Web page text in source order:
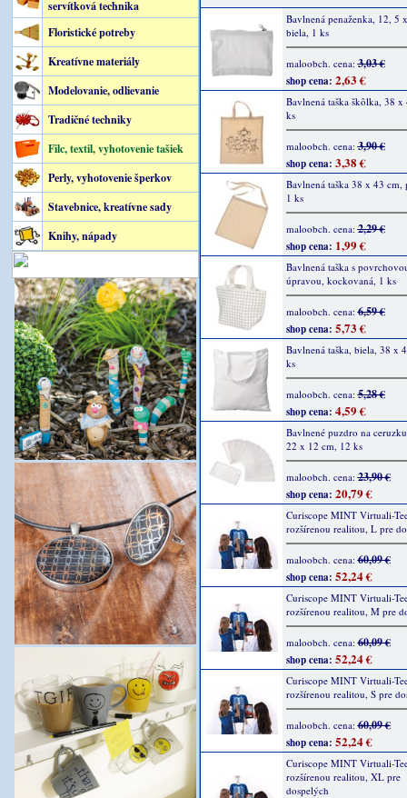
servítková technika
Floristické potreby
Kreatívne materiály
Modelovanie, odlievanie
Tradičné techniky
Filc, textil, vyhotovenie tašiek
Perly, vyhotovenie šperkov
Stavebnice, kreatívne sady
Knihy, nápady
Bavlnená penaženka, 12, 5
biela, 1 ks
maloobch. cena:3,03 €
shop cena: 2,63 €
Bavlnená taška škôlka, 38 x
ks
maloobch. cena:3,90 €
shop cena: 3,38 €
Bavlnená taška 38 x 43 cm,
1 ks
maloobch. cena:2,29 €
shop cena: 1,99 €
Bavlnená taška s
úpravou, kockovaná, 1 ks
maloobch. cena:6,59 €
shop cena: 5,73 €
Bavlnená taška, biela, 38 x
ks
maloobch. cena:5,28 €
shop cena: 4,59 €
Bavlnené puzdro na
22 x 12 cm, 12 ks
maloobch. cena:23,90 €
shop cena: 20,79 €
Curiscope MINT Virtuali-
rozšírenou realitou, L pre
maloobch. cena:60,09 €
shop cena: 52,24 €
Curiscope MINT Virtuali-
rozšírenou realitou, M pre
maloobch. cena:60,09 €
shop cena: 52,24 €
Curiscope MINT Virtuali-
rozšírenou realitou, S pre
maloobch. cena:60,09 €
shop cena: 52,24 €
Curiscope MINT Virtuali-
rozšírenou realitou, XL pre
dospelých